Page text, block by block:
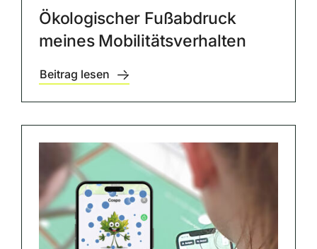
Ökologischer Fußabdruck
meines Mobilitätsverhalten
Beitrag lesen